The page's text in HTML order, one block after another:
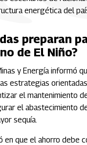
energética del
preparan
de El Niño?
y Energía informó
estrategias
el mantenimiento
el abastecimiento
sequía.
en que el ahorro debe